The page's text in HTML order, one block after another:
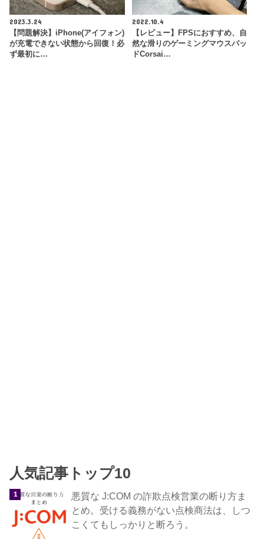
2023.3.24
【問題解決】iPhone(アイフォン)
が充電できない状態から回復！必
ず最初に…
2022.10.4
【レビュー】FPSにおすすめ、自
然な滑りのゲーミングマウスパッ
ドCorsai…
人気記事トップ10
悪質な J:COM の詐欺点検営業の断り方ま
とめ。受ける義務がない点検商法は、しつ
こくてもしっかりと断ろう。